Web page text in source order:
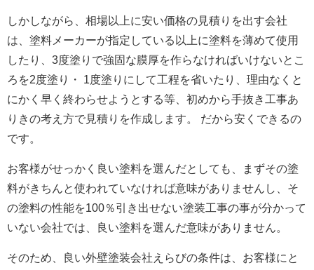
しかしながら、相場以上に安い価格の見積りを出す会社
は、塗料メーカーが指定している以上に塗料を薄めて使用
したり、3度塗りで強固な膜厚を作らなければいけないとこ
ろを2度塗り・ 1度塗りにして工程を省いたり、理由なくと
にかく早く終わらせようとする等、初めから手抜き工事あ
りきの考え方で見積りを作成します。 だから安くできるの
です。
お客様がせっかく良い塗料を選んだとしても、まずその塗
料がきちんと使われていなければ意味がありませんし、そ
の塗料の性能を100％引き出せない塗装工事の事が分かって
いない会社では、良い塗料を選んだ意味がありません。
そのため、良い外壁塗装会社えらびの条件は、お客様にと